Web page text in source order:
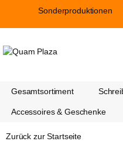
Sonderproduktionen
Gesamtsortiment
Accessoires & Geschenke
Zurück zur Startseite